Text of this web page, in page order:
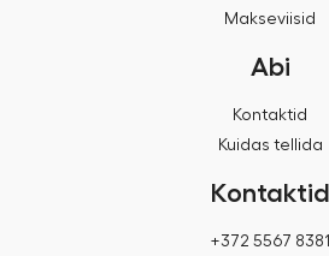
Makseviisid
Abi
Kontaktid
Kuidas tellida
Kontaktid
+372 5567 8381